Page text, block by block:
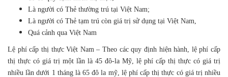
Là người có Thẻ thường trú tại Việt Nam;
Là người có Thẻ tạm trú còn giá trị sử dụng tại Việt Nam,
Quá cảnh qua Việt Nam
Lệ phí cấp thị thực Việt Nam – Theo các quy định hiện hành, lệ phí cấp
thị thực có giá trị một lần là 45 đô-la Mỹ, lệ phí cấp thị thực có giá trị
nhiều lần dưới 1 tháng là 65 đô la mỹ, lệ phí cấp thị thực có giá trị nhiều